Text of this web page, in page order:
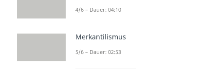
4/6 – Dauer: 04:10
Merkantilismus
5/6 – Dauer: 02:53